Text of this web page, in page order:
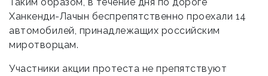
Ханкенди-Лачын беспрепятственно проехали 14
автомобилей, принадлежащих российским
миротворцам.
Участники акции протеста не препятствуют